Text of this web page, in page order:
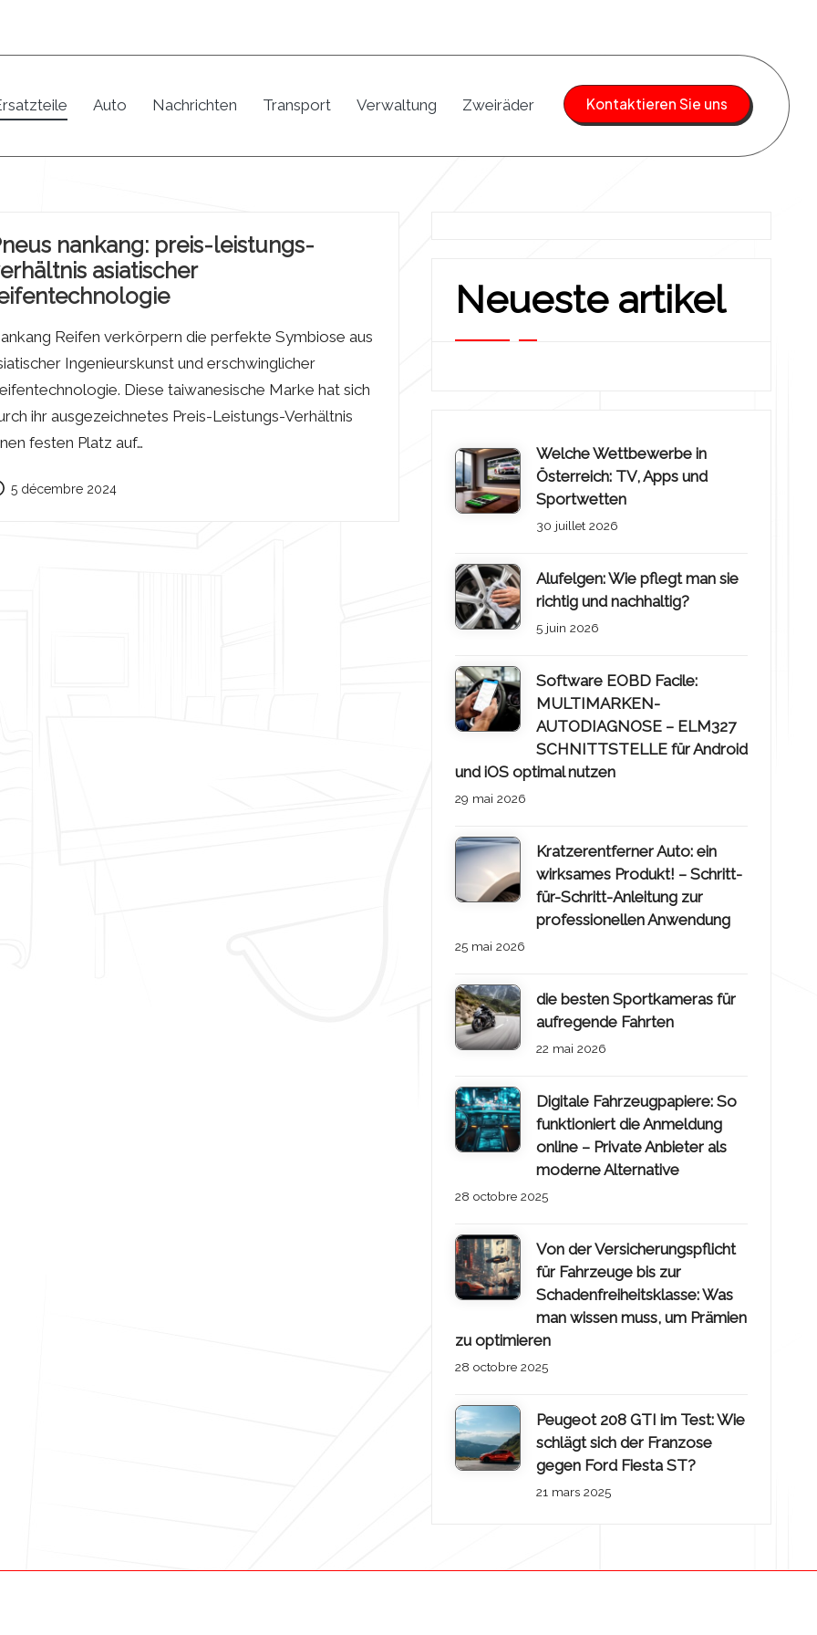
Auto Nachrichten Transport Verwaltung Zweiräder Kontaktieren Sie uns
nankang: preis-leistungs-
asiatischer
Reifen verkörpern die perfekte Symbiose aus
Ingenieurskunst und erschwinglicher
Diese taiwanesische Marke hat sich
ihr ausgezeichnetes Preis-Leistungs-Verhältnis
festen Platz auf…
5 décembre 2024
Neueste artikel
Welche Wettbewerbe in
Österreich: TV, Apps und
Sportwetten
30 juillet 2026
Alufelgen: Wie pflegt man sie
richtig und nachhaltig?
5 juin 2026
Software EOBD Facile:
MULTIMARKEN-
AUTODIAGNOSE – ELM327
SCHNITTSTELLE für Android
und iOS optimal nutzen
29 mai 2026
Kratzerentferner Auto: ein
wirksames Produkt! – Schritt-
für-Schritt-Anleitung zur
professionellen Anwendung
25 mai 2026
die besten Sportkameras für
aufregende Fahrten
22 mai 2026
Digitale Fahrzeugpapiere: So
funktioniert die Anmeldung
online – Private Anbieter als
moderne Alternative
28 octobre 2025
Von der Versicherungspflicht
für Fahrzeuge bis zur
Schadenfreiheitsklasse: Was
man wissen muss, um Prämien
zu optimieren
28 octobre 2025
Peugeot 208 GTI im Test: Wie
schlägt sich der Franzose
gegen Ford Fiesta ST?
21 mars 2025